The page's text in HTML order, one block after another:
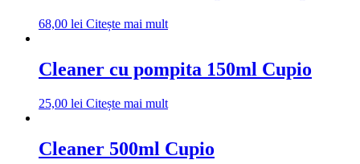
68,00 lei Citește mai mult
Cleaner cu pompita 150ml Cupio
25,00 lei Citește mai mult
Cleaner 500ml Cupio